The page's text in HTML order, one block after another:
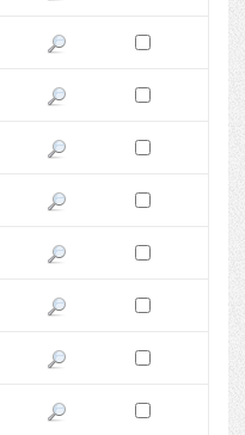
Pokaż podgląd wersji z dnia
Zaznacz wersję do
Pokaż podgląd wersji z dnia
Zaznacz wersję do
Pokaż podgląd wersji z dnia
Zaznacz wersję do
Pokaż podgląd wersji z dnia
Zaznacz wersję do
Pokaż podgląd wersji z dnia
Zaznacz wersję do
Pokaż podgląd wersji z dnia
Zaznacz wersję do
Pokaż podgląd wersji z dnia
Zaznacz wersję do
Pokaż podgląd wersji z dnia
Zaznacz wersję do